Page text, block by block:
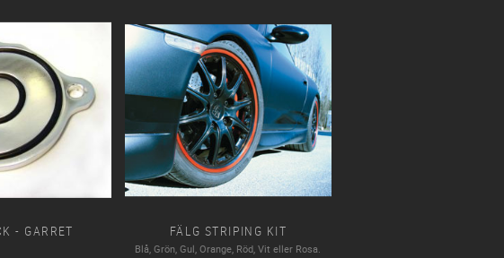
- GARRET FÄLG STRIPING KIT
Blå, Grön, Gul, Orange, Röd, Vit eller Rosa.